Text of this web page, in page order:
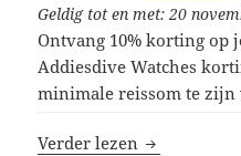
Geldig tot en met: 20
Ontvang 10% korting op
Addiesdive Watches
minimale reissom te zijn
Verder lezen Addiesdive